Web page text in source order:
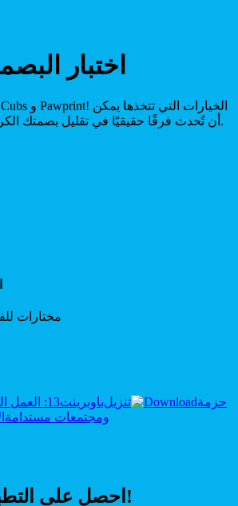
اختبار
أن تُحدث فرقًا حقيقيًا في تقليل بصمتك الكربونية ومساعدة كوكبنا.
مختارات
حزمة تنزيلباوبرينت13: العمل المناخي
ومجتمعات مستدامة
احصل على التطبيق اليوم مجاناً!